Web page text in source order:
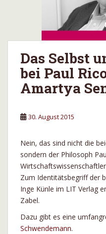
Das Selbst
bei Paul
Amartya
30. August 2015
Nein, das sind nicht die
sondern der Philosoph
Zum Identitätsbegriff der
Inge Künle im LIT Verlag
Zabel.
Dazu gibt es eine
Schwendemann.